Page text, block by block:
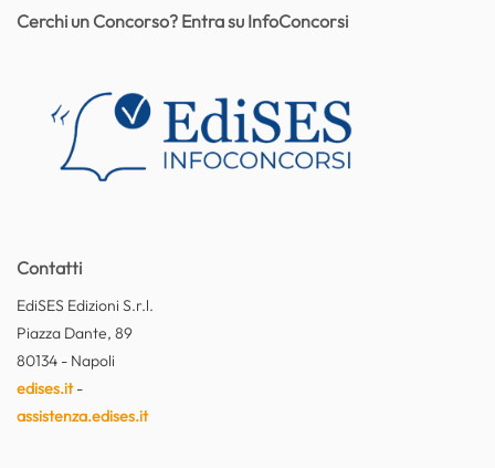
Contatti
EdiSES Edizioni S.r.l.
Piazza Dante, 89
80134 - Napoli
edises.it-
assistenza.edises.it
Cerchi un Concorso? Entra su InfoConcorsi